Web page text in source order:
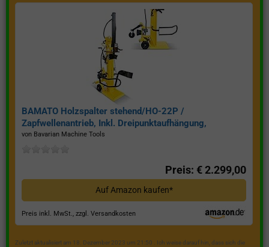
BAMATO Holzspalter stehend/HO-22P /
Zapfwellenantrieb, Inkl. Dreipunktaufhängung,
Spaltkraft 22 Tonnen*
von Bavarian Machine Tools
Preis: € 2.299,00
Auf Amazon kaufen*
Preis inkl. MwSt., zzgl. Versandkosten
Zuletzt aktualisiert am 18. Dezember 2023 um 21:50 . Ich weise darauf hin, dass sich die